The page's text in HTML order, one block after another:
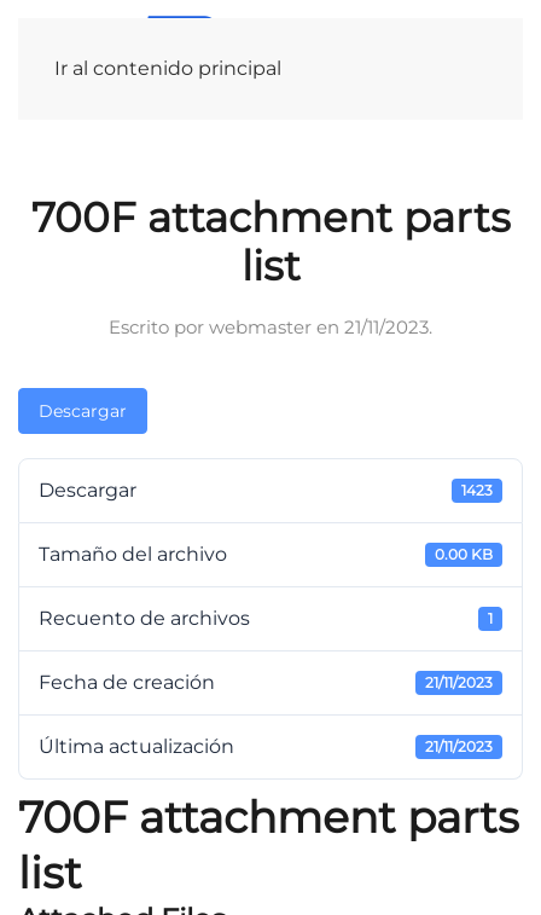
Ir al contenido principal
700F attachment parts
list
Escrito por webmaster en 21/11/2023.
Descargar
Descargar 1423
Tamaño del archivo 0.00 KB
Recuento de archivos 1
Fecha de creación 21/11/2023
Última actualización 21/11/2023
700F attachment parts
list